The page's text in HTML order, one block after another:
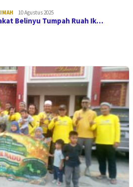
10 Agustus 2025
Belinyu Tumpah Ruah Ik…